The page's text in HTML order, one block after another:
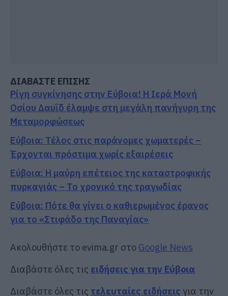
ΔΙΑΒΑΣΤΕ ΕΠΙΣΗΣ
Ρίγη συγκίνησης στην Εύβοια! Η Ιερά Μονή
Οσίου Δαυΐδ έλαμψε στη μεγάλη πανήγυρη της
Μεταμορφώσεως
Εύβοια: Τέλος στις παράνομες χωματερές –
Έρχονται πρόστιμα χωρίς εξαιρέσεις
Εύβοια: Η μαύρη επέτειος της καταστροφικής
πυρκαγιάς – Το χρονικό της τραγωδίας
Εύβοια: Πότε θα γίνει ο καθιερωμένος έρανος
για το «Στιφάδο της Παναγίας»
Ακολουθήστε το evima.gr στο Google News
Διαβάστε όλες τις ειδήσεις για την Εύβοια
Διαβάστε όλες τις τελευταίες ειδήσεις για την